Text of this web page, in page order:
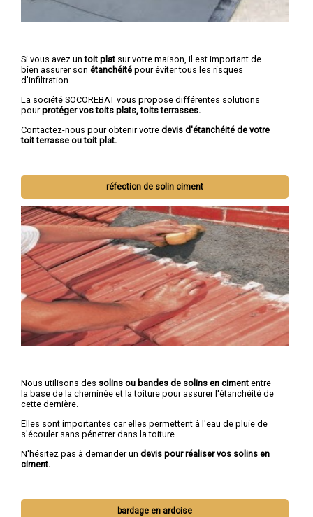
Si vous avez untoit plat sur votre maison, il est important de
bien assurer son étanchéité pour éviter tous les risques
d'infiltration.
La société SOCOREBAT vous propose différentes solutions
pourprotéger vos toits plats, toits terrasses.
Contactez-nous pour obtenir votre devis d'étanchéité de votre
toit terrasse ou toit plat.
réfection de solin ciment
Nous utilisons des solins ou bandes de solins en ciment entre
la base de la cheminée et la toiture pour assurer l'étanchéité de
cette dernière.
Elles sont importantes car elles permettent à l'eau de pluie de
s'écouler sans pénetrer dans la toiture.
N'hésitez pas à demander un devis pour réaliser vos solins en
ciment.
bardage en ardoise